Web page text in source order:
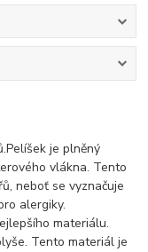
je plněný
vlákna. Tento
neboť se vyznačuje
alergiky.
materiálu.
Tento materiál je